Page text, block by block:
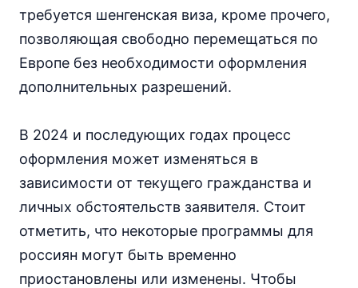
требуется шенгенская виза, кроме прочего,
позволяющая свободно перемещаться по
Европе без необходимости оформления
дополнительных разрешений.
В 2024 и последующих годах процесс
оформления может изменяться в
зависимости от текущего гражданства и
личных обстоятельств заявителя. Стоит
отметить, что некоторые программы для
россиян могут быть временно
приостановлены или изменены. Чтобы